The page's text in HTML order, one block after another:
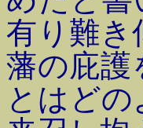
有り難き
藩の庇護
とはど